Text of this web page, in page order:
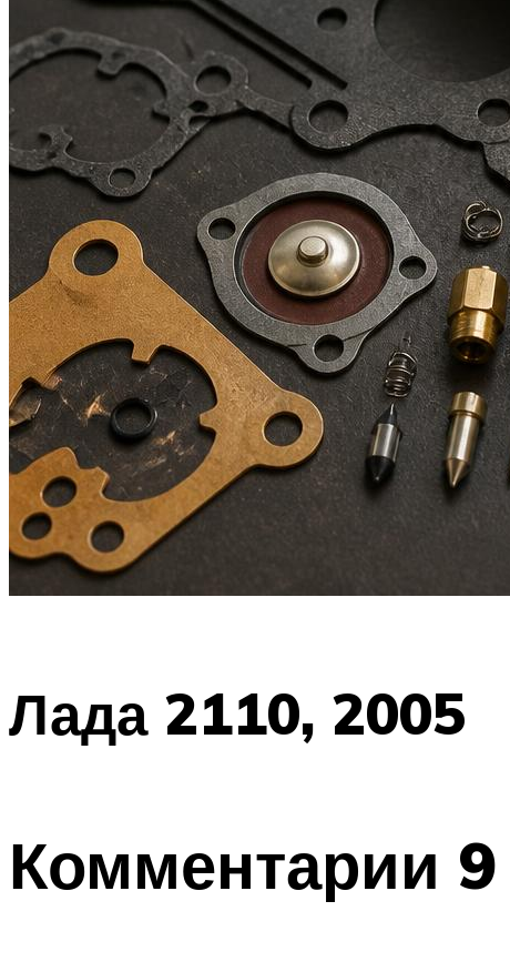
Лада 2110, 2005
Комментарии 9